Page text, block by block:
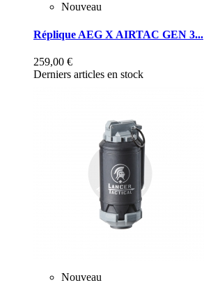
Nouveau
Réplique AEG X AIRTAC GEN 3...
259,00 €
Derniers articles en stock
Nouveau